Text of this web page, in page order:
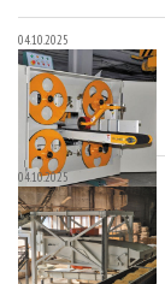
04.10.2025
04.10.2025